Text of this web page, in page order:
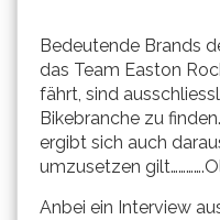
Bedeutende Brands
das Team Easton
fährt, sind
Bikebranche zu
ergibt sich auch
umzusetzen
Anbei ein Interview